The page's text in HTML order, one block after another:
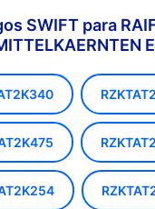
SWIFT para